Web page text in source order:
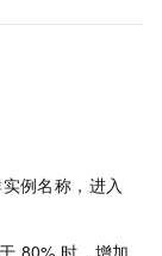
例名称，进入